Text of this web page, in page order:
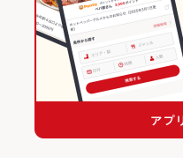
高崎駅の居酒屋ランキング